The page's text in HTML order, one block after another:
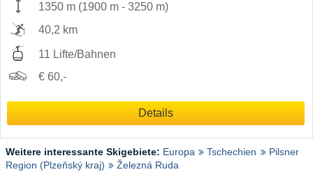
1350 m (1900 m - 3250 m)
40,2 km
11 Lifte/Bahnen
€ 60,-
Details
Weitere interessante Skigebiete: Europa Tschechien
Pilsner
Region (Plzeňský kraj)
Železná Ruda